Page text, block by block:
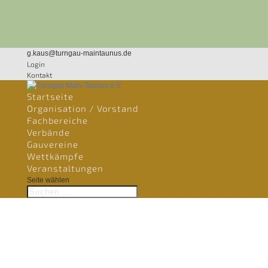
g.kaus@turngau-maintaunus.de
Login
Kontakt
Startseite
Organisation / Vorstand
Fachbereiche
Verbände
Gauvereine
Wettkämpfe
Veranstaltungen
Seite wählen